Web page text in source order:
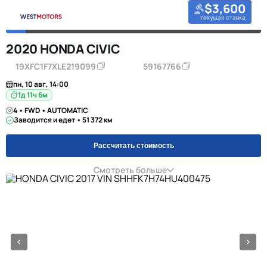
$3,600
текущая ставка
2020 HONDA CIVIC
19XFC1F7XLE219099 59167766
пн, 10 авг, 14:00
1д 11ч 6м
4 • FWD • AUTOMATIC
Заводится и едет • 51 372 км
Рассчитать стоимость
Смотреть больше